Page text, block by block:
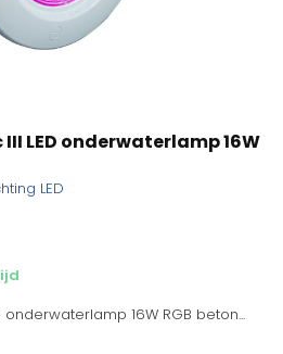
LED onderwaterlamp 16W
LED
16W RGB beton...